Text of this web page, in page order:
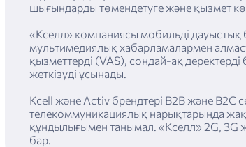
шығындарды төмендетуге және қызмет
«Кселл» компаниясы мобильді дауыстық
мультимедиялық хабарламалармен
қызметтерді (VAS), сондай-ақ
жеткізуді ұсынады.
Kcell және Activ брендтері B2B және B2C
телекоммуникациялық нарықтарында
құндылығымен танымал. «Кселл» 2G, 3G
бар.